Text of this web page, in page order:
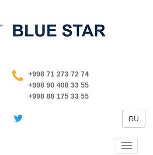
Узбекистане
+998 71 273 72 74
+998 90 408 33 55
+998 88 175 33 55
RU